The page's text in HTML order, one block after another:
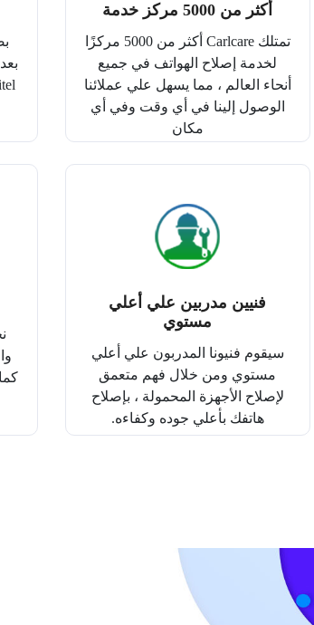
أكثر من 5000 مركز خدمة
تمتلك Carlcare أكثر من 5000 مركزًا
لخدمة إصلاح الهواتف في جميع
أنحاء العالم ، مما يسهل علي عملائنا
الوصول إلينا في أي وقت وفي أي
مكان
فنيين مدربين علي أعلي
مستوي
سيقوم فنيونا المدربون علي أعلي
مستوي ومن خلال فهم متعمق
لإصلاح الأجهزة المحمولة ، بإصلاح
هاتفك بأعلي جوده وكفاءه.